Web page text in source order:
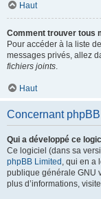
Haut
Comment trouver tous
Pour accéder à la liste
messages privés, allez
fichiers joints.
Haut
Concernant phpBB
Qui a développé ce
Ce logiciel (dans sa
phpBB Limited , qui en a
publique générale GNU
plus d’informations,